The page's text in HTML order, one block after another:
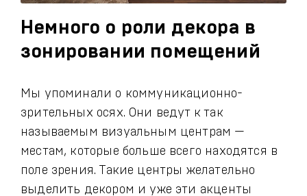
Немного о роли декора в
зонировании помещений
Мы упоминали о коммуникационно-
зрительных осях. Они ведут к так
называемым визуальным центрам —
местам, которые больше всего находятся в
поле зрения. Такие центры желательно
выделить декором и уже эти акценты